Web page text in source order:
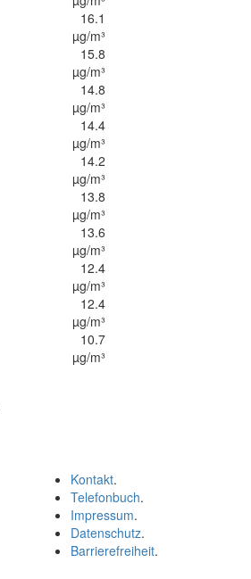
16.1
µg/m³
15.8
µg/m³
14.8
µg/m³
14.4
µg/m³
14.2
µg/m³
13.8
µg/m³
13.6
µg/m³
12.4
µg/m³
12.4
µg/m³
10.7
µg/m³
Kontakt.
Telefonbuch.
Impressum.
Datenschutz.
Barrierefreiheit.